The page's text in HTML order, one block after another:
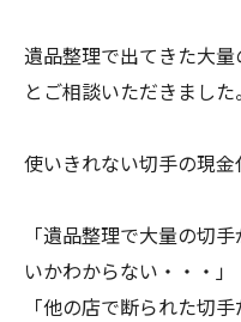
遺品整理で出てきた大
とご相談いただきました。
使いきれない切手の現金
「遺品整理で大量の切
いかわからない・・・」
「他の店で断られた切